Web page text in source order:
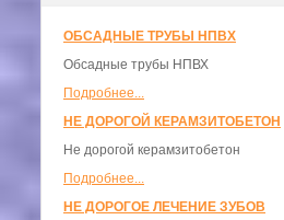
ОБСАДНЫЕ ТРУБЫ НПВХ
Обсадные трубы НПВХ
Подробнее...
НЕ ДОРОГОЙ КЕРАМЗИТОБЕТОН
Не дорогой керамзитобетон
Подробнее...
НЕ ДОРОГОЕ ЛЕЧЕНИЕ ЗУБОВ